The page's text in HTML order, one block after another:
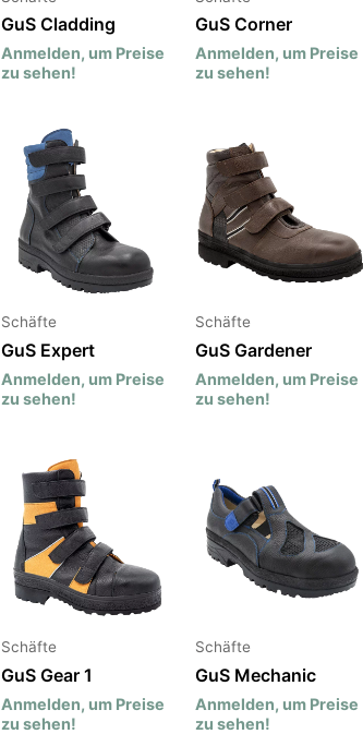
GuS Cladding
Anmelden, um Preise
zu sehen!
GuS Corner
Anmelden, um Preise
zu sehen!
Schäfte
GuS Expert
Anmelden, um Preise
zu sehen!
Schäfte
GuS Gardener
Anmelden, um Preise
zu sehen!
Schäfte
GuS Gear 1
Anmelden, um Preise
zu sehen!
Schäfte
GuS Mechanic
Anmelden, um Preise
zu sehen!